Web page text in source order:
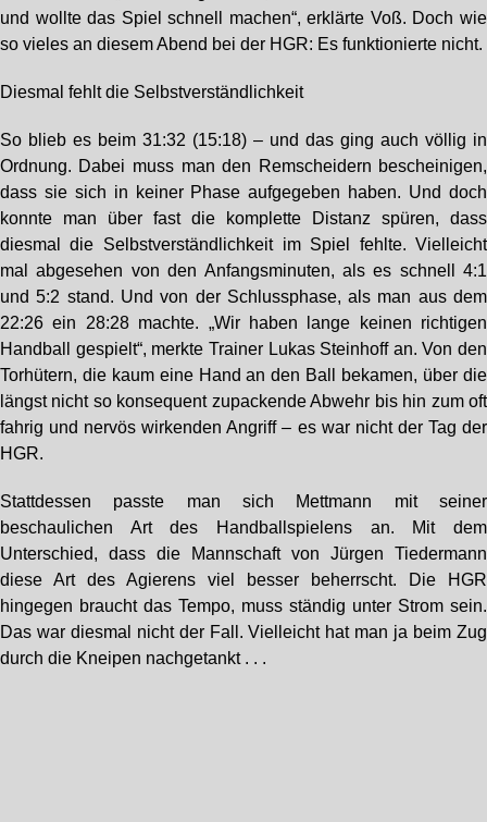
und wollte das Spiel schnell machen“, erklärte Voß. Doch wie
so vieles an diesem Abend bei der HGR: Es funktionierte nicht.
Diesmal fehlt die Selbstverständlichkeit
So blieb es beim 31:32 (15:18) – und das ging auch völlig in
Ordnung. Dabei muss man den Remscheidern bescheinigen,
dass sie sich in keiner Phase aufgegeben haben. Und doch
konnte man über fast die komplette Distanz spüren, dass
diesmal die Selbstverständlichkeit im Spiel fehlte. Vielleicht
mal abgesehen von den Anfangsminuten, als es schnell 4:1
und 5:2 stand. Und von der Schlussphase, als man aus dem
22:26 ein 28:28 machte. „Wir haben lange keinen richtigen
Handball gespielt“, merkte Trainer Lukas Steinhoff an. Von den
Torhütern, die kaum eine Hand an den Ball bekamen, über die
längst nicht so konsequent zupackende Abwehr bis hin zum oft
fahrig und nervös wirkenden Angriff – es war nicht der Tag der
HGR.
Stattdessen passte man sich Mettmann mit seiner
beschaulichen Art des Handballspielens an. Mit dem
Unterschied, dass die Mannschaft von Jürgen Tiedermann
diese Art des Agierens viel besser beherrscht. Die HGR
hingegen braucht das Tempo, muss ständig unter Strom sein.
Das war diesmal nicht der Fall. Vielleicht hat man ja beim Zug
durch die Kneipen nachgetankt . . .